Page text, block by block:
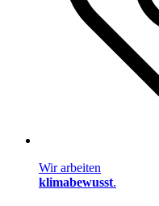
Wir arbeiten
klimabewusst.